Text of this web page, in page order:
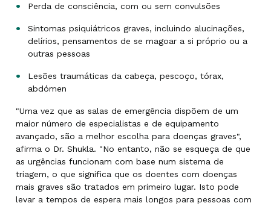
Perda de consciência, com ou sem convulsões
Sintomas psiquiátricos graves, incluindo alucinações,
delírios, pensamentos de se magoar a si próprio ou a
outras pessoas
Lesões traumáticas da cabeça, pescoço, tórax,
abdómen
"Uma vez que as salas de emergência dispõem de um
maior número de especialistas e de equipamento
avançado, são a melhor escolha para doenças graves",
afirma o Dr. Shukla. "No entanto, não se esqueça de que
as urgências funcionam com base num sistema de
triagem, o que significa que os doentes com doenças
mais graves são tratados em primeiro lugar. Isto pode
levar a tempos de espera mais longos para pessoas com